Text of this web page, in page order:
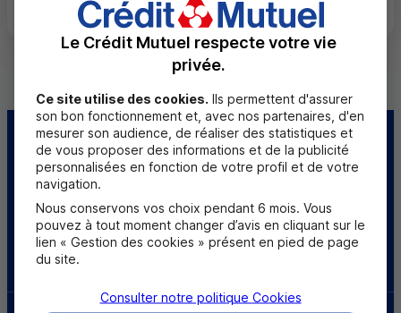
Centre d'aide Trouver une caisse
Sourds et
malentendants
Télécharger l'application
Le Crédit Mutuel respecte votre vie
privée.
Ce site utilise des cookies. Ils permettent d'assurer
son bon fonctionnement et, avec nos partenaires, d'en
mesurer son audience, de réaliser des statistiques et
de vous proposer des informations et de la publicité
personnalisées en fonction de votre profil et de votre
navigation.
Nous conservons vos choix pendant 6 mois. Vous
pouvez à tout moment changer d’avis en cliquant sur le
lien « Gestion des cookies » présent en pied de page
du site.
Consulter notre politique Cookies